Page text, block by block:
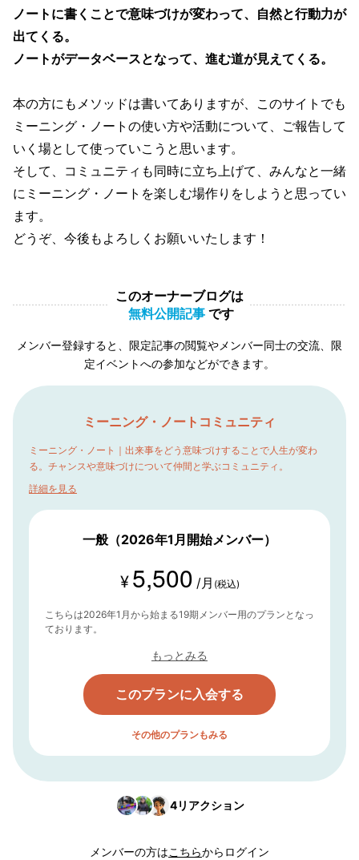
ノートに書くことで意味づけが変わって、自然と行動力が
出てくる。
ノートがデータベースとなって、進む道が見えてくる。
本の方にもメソッドは書いてありますが、このサイトでも
ミーニング・ノートの使い方や活動について、ご報告して
いく場として使っていこうと思います。
そして、コミュニティも同時に立ち上げて、みんなと一緒
にミーニング・ノートを楽しむ場作りをしようと思ってい
ます。
どうぞ、今後もよろしくお願いいたします！
このオーナーブログは
無料公開記事 です
メンバー登録すると、限定記事の閲覧やメンバー同士の交流、限
定イベントへの参加などができます。
ミーニング・ノートコミュニティ
ミーニング・ノート｜出来事をどう意味づけすることで人生が変わ
る。チャンスや意味づけについて仲間と学ぶコミュニティ。
詳細を見る
一般（2026年1月開始メンバー）
¥ 5,500 /月 (税込)
こちらは2026年1月から始まる19期メンバー用のプランとなっ
ております。
もっとみる
このプランに入会する
その他のプランもみる
4リアクション
メンバーの方はこちらからログイン